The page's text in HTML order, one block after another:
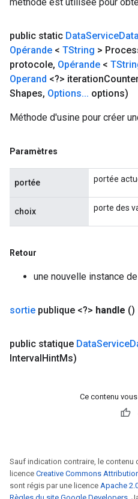
public static DataService
Opérande < TString >
protocole, Opérande <
Operand <?> iterationCounter
Shapes, Options... options)
Méthode d'usine pour créer
Paramètres
portée portée
choix porte des
Retour
une nouvelle instance
sortie publique <?> handle ()
public statique DataService
IntervalHintMs)
Ce contenu
Sauf indication contraire, le contenu
licence Creative Commons
sont régis par une licence Apache